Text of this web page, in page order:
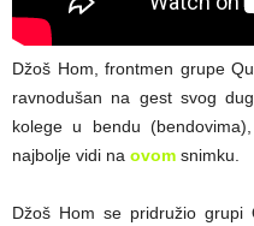
Džoš Hom, frontmen grupe
ravnodušan na gest svog
kolege u bendu
najbolje vidi na ovom snimku.
Džoš Hom se pridružio grupi